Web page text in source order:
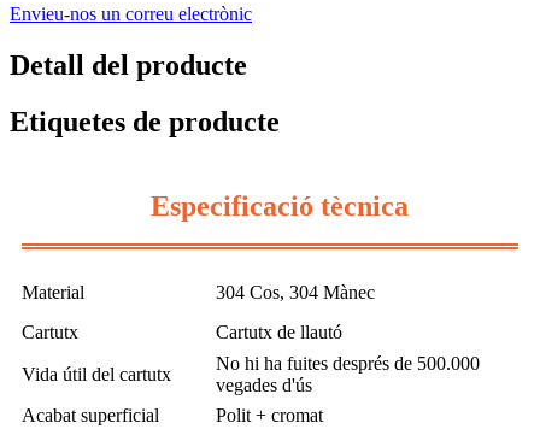
Envieu-nos un correu electrònic
Detall del producte
Etiquetes de producte
Especificació tècnica
Material
304 Cos, 304 Mànec
Cartutx
Cartutx de llautó
Vida útil del cartutx
No hi ha fuites després de 500.000
vegades d'ús
Acabat superficial
Polit + cromat